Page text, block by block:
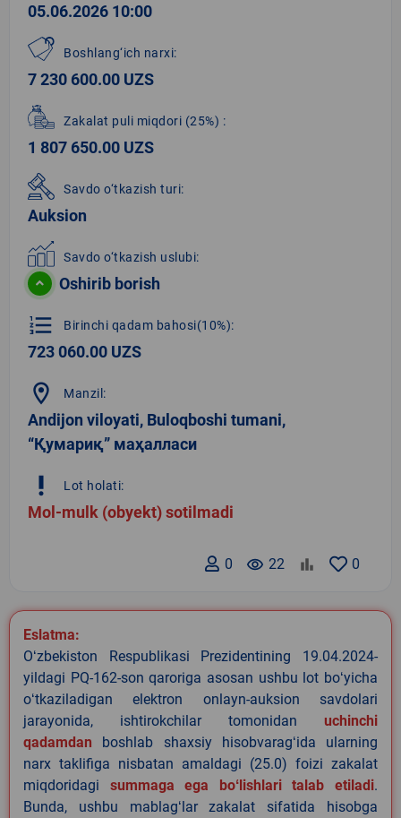
05.06.2026 10:00
Boshlang‘ich narxi:
7 230 600.00 UZS
Zakalat puli miqdori (25%) :
1 807 650.00 UZS
Savdo o‘tkazish turi:
Auksion
Savdo o‘tkazish uslubi:
Oshirib borish
format_list_numbered Birinchi qadam bahosi(10%):
723 060.00 UZS
location_on Manzil:
Andijon viloyati, Buloqboshi tumani,
“Қумариқ” маҳалласи
priority_high Lot holati:
Mol-mulk (obyekt) sotilmadi
0
remove_red_eye 22
0
Eslatma:
Oʻzbekiston Respublikasi Prezidentining 19.04.2024-
yildagi PQ-162-son qaroriga asosan ushbu lot boʻyicha
oʻtkaziladigan elektron onlayn-auksion savdolari
jarayonida, ishtirokchilar tomonidan uchinchi
qadamdan boshlab shaxsiy hisobvaragʻida ularning
narx taklifiga nisbatan amaldagi (25.0) foizi zakalat
miqdoridagi summaga ega boʻlishlari talab etiladi.
Bunda, ushbu mablagʻlar zakalat sifatida hisobga